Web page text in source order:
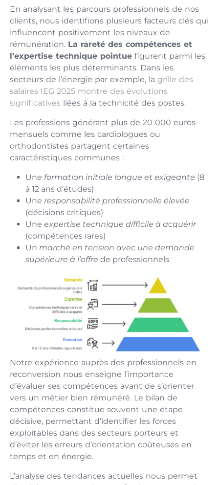
En analysant les parcours professionnels de nos
clients, nous identifions plusieurs facteurs clés qui
influencent positivement les niveaux de
rémunération. La rareté des compétences et
l’expertise technique pointue figurent parmi les
éléments les plus déterminants. Dans les
secteurs de l’énergie par exemple, la grille des
salaires IEG 2025 montre des évolutions
significatives liées à la technicité des postes.
Les professions générant plus de 20 000 euros
mensuels comme les cardiologues ou
orthodontistes partagent certaines
caractéristiques communes :
Une formation initiale longue et exigeante (8
à 12 ans d’études)
Une responsabilité professionnelle élevée
(décisions critiques)
Une expertise technique difficile à acquérir
(compétences rares)
Un marché en tension avec une demande
supérieure à l’offre de professionnels
Notre expérience auprès des professionnels en
reconversion nous enseigne l’importance
d’évaluer ses compétences avant de s’orienter
vers un métier bien rémunéré. Le bilan de
compétences constitue souvent une étape
décisive, permettant d’identifier les forces
exploitables dans des secteurs porteurs et
d’éviter les erreurs d’orientation coûteuses en
temps et en énergie.
L’analyse des tendances actuelles nous permet